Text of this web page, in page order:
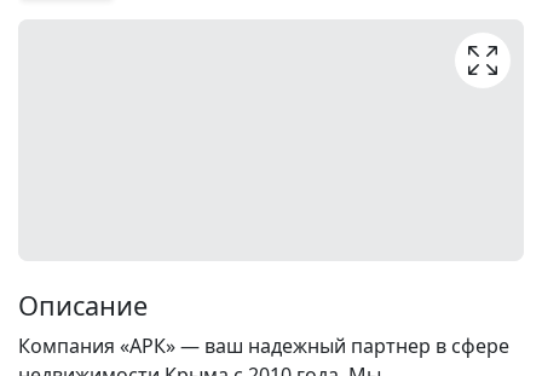
Описание
Компания «АРК» — ваш надежный партнер в сфере